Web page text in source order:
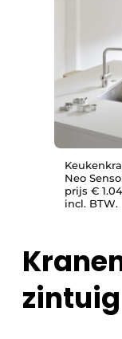
Neo
prijs €
incl. BTW.
zintuig